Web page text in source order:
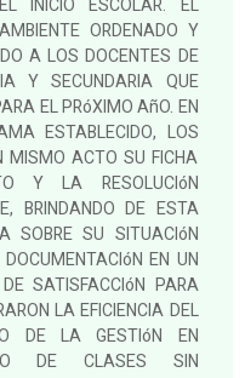
INICIO ESCOLAR. EL
ORDENADO Y
A LOS DOCENTES DE
Y SECUNDARIA QUE
EL PRóXIMO AñO. EN
ESTABLECIDO, LOS
MISMO ACTO SU FICHA
Y LA RESOLUCIóN
BRINDANDO DE ESTA
SOBRE SU SITUACIóN
EN UN
SATISFACCIóN PARA
LA EFICIENCIA DEL
DE LA GESTIóN EN
DE CLASES SIN